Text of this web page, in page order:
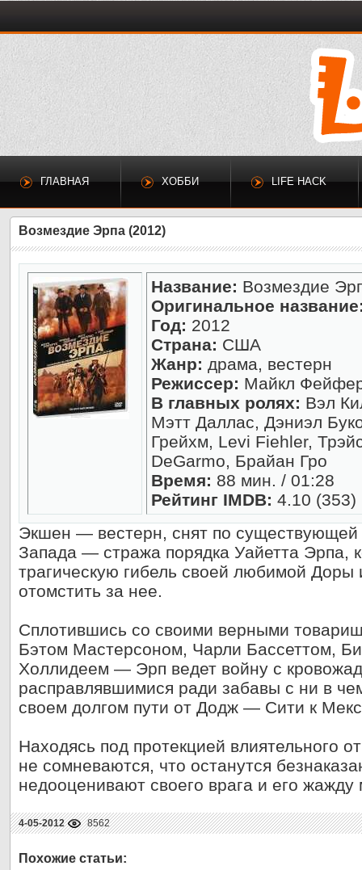
ГЛАВНАЯ ХОББИ LIFE HACK
Возмездие Эрпа (2012)
Название: Возмездие
Оригинальное
Год: 2012
Страна: США
Жанр: драма, вестерн
Режиссер: Майкл
В главных ролях: Вэл
Мэтт Даллас, Дэниэл
Грейхм, Levi Fiehler,
DeGarmo, Брайан Гро
Время: 88 мин. / 01:28
Рейтинг IMDB: 4.10 (353)
Экшен — вестерн, снят по существующей
Запада — стража порядка Уайетта Эрпа,
трагическую гибель своей любимой
отомстить за нее.
Сплотившись со своими верными
Бэтом Мастерсоном, Чарли Бассеттом,
Холлидеем — Эрп ведет войну с
расправлявшимися ради забавы с ни в
своем долгом пути от Додж — Сити к
Находясь под протекцией влиятельного
не сомневаются, что останутся
недооценивают своего врага и его жажду
4-05-2012 8562